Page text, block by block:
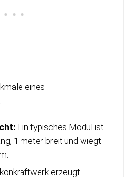
eines
Ein typisches Modul ist
1 meter breit und wiegt
erzeugt